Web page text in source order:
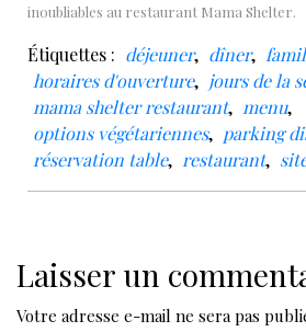
inoubliables au restaurant Mama Shelter.
Étiquettes : déjeuner, dîner,
horaires d'ouverture, jours de la
mama shelter restaurant, menu,
options végétariennes, parking
réservation table, restaurant,
Laisser un
Votre adresse e-mail ne sera pas